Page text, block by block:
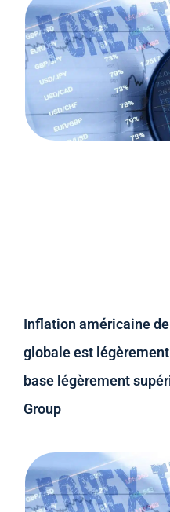
Inflation américaine
globale est
base légèrement
Group